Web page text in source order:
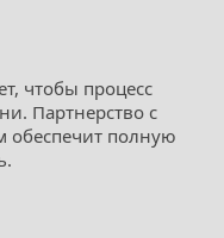
чтобы процесс
Партнерство с
обеспечит полную